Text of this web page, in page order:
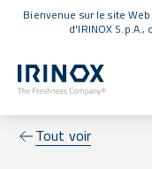
Bienvenue sur le site
d'IRINOX S.p.A.,
Tout voir